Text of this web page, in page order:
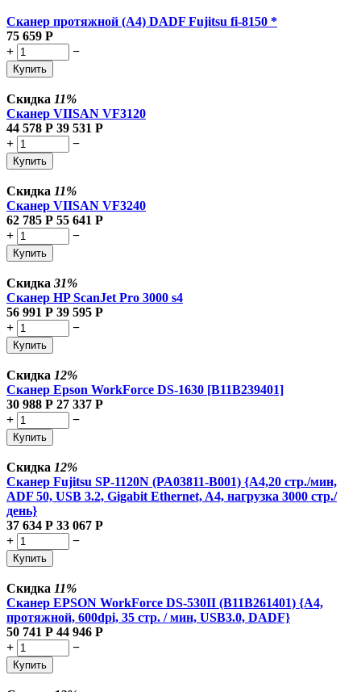
Сканер протяжной (A4) DADF Fujitsu fi-8150 *
75 659 Р
+
−
Купить
Скидка 11%
Сканер VIISAN VF3120
44 578 Р 39 531 Р
+
−
Купить
Скидка 11%
Сканер VIISAN VF3240
62 785 Р 55 641 Р
+
−
Купить
Скидка 31%
Сканер HP ScanJet Pro 3000 s4
56 991 Р 39 595 Р
+
−
Купить
Скидка 12%
Сканер Epson WorkForce DS-1630 [B11B239401]
30 988 Р 27 337 Р
+
−
Купить
Скидка 12%
Сканер Fujitsu SP-1120N (PA03811-B001) {А4,20 стр./мин,
ADF 50, USB 3.2, Gigabit Ethernet, A4, нагрузка 3000 стр./
день}
37 634 Р 33 067 Р
+
−
Купить
Скидка 11%
Сканер EPSON WorkForce DS-530II (B11B261401) {A4,
протяжной, 600dpi, 35 стр. / мин, USB3.0, DADF}
50 741 Р 44 946 Р
+
−
Купить